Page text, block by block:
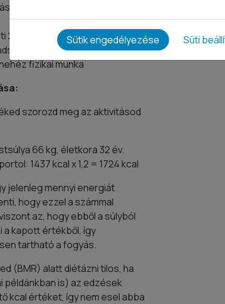
szellemi munka, heti 1-2 óra
2-3 óra sport
sport
fizikai munka
szorozd meg az aktivitásod
66 kg, életkora 32 év.
1437 kcal x 1,2 = 1724 kcal
jelenleg mennyi energiát
hogy ezzel a számmal
az, hogy ebből a súlyból
a kapott értékből, így
tartható a fogyás.
(BMR) alatt diétázni tilos, ha
példánkban is) az edzések
kcal értéket, így nem esel abba
Sütik engedélyezése Süti